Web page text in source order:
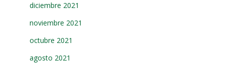
diciembre 2021
noviembre 2021
octubre 2021
agosto 2021